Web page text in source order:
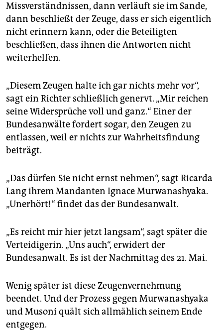
Missverständnissen, dann verläuft sie im Sande,
dann beschließt der Zeuge, dass er sich eigentlich
nicht erinnern kann, oder die Beteiligten
beschließen, dass ihnen die Antworten nicht
weiterhelfen.
„Diesem Zeugen halte ich gar nichts mehr vor“,
sagt ein Richter schließlich genervt. „Mir reichen
seine Widersprüche voll und ganz.“ Einer der
Bundesanwälte fordert sogar, den Zeugen zu
entlassen, weil er nichts zur Wahrheitsfindung
beiträgt.
„Das dürfen Sie nicht ernst nehmen“, sagt Ricarda
Lang ihrem Mandanten Ignace Murwanashyaka.
„Unerhört!“ findet das der Bundesanwalt.
„Es reicht mir hier jetzt langsam“, sagt später die
Verteidigerin. „Uns auch“, erwidert der
Bundesanwalt. Es ist der Nachmittag des 21. Mai.
Wenig später ist diese Zeugenvernehmung
beendet. Und der Prozess gegen Murwanashyaka
und Musoni quält sich allmählich seinem Ende
entgegen.